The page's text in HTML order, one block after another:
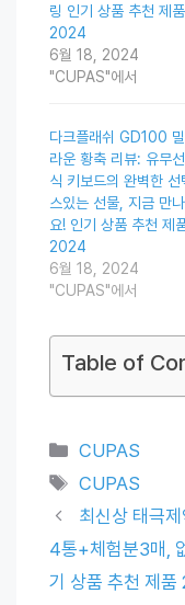
링 인기 상품 추천 제품
2024
6월 18, 2024
"CUPAS"에서
다크플래쉬 GD100
라운 황축 리뷰: 유무
식 키보드의 완벽한 선
스있는 선물, 지금 만
요! 인기 상품 추천 제
2024
6월 18, 2024
"CUPAS"에서
Table of
Categories
CUPAS
Tags
CUPAS
최신상 태극
4통+체험분3매,
기 상품 추천 제